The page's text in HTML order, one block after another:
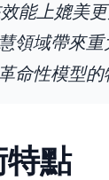
能上媲美
領域帶來
命性模型的
特點